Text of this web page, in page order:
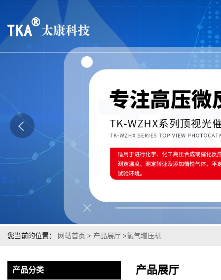
您当前的位置： 网站首页 > 产品展厅 >氢气增压机
产品分类 产品展厅